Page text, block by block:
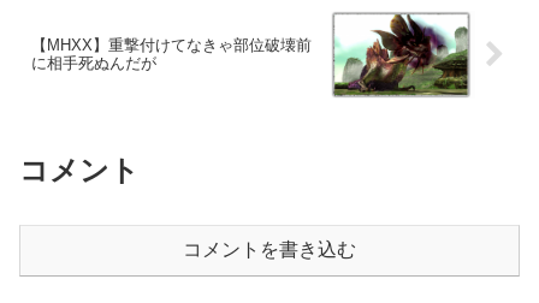
【MHXX】重撃付けてなきゃ部位破壊前
に相手死ぬんだが
コメント
コメントを書き込む